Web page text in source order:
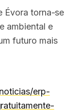
Évora torna-se
ambiental e
futuro mais
erp-